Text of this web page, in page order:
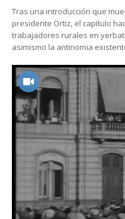
Tras una introducción que
presidente Ortiz, el capítulo
trabajadores rurales en
asimismo la antinomia